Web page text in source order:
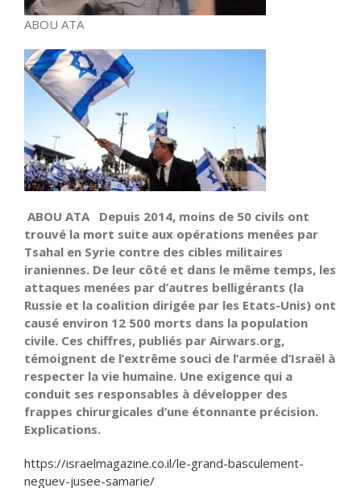
ABOU ATA
ABOU ATA Depuis 2014, moins de 50 civils ont
trouvé la mort suite aux opérations menées par
Tsahal en Syrie contre des cibles militaires
iraniennes. De leur côté et dans le même temps, les
attaques menées par d’autres belligérants (la
Russie et la coalition dirigée par les Etats-Unis) ont
causé environ 12 500 morts dans la population
civile. Ces chiffres, publiés par Airwars.org,
témoignent de l’extrême souci de l’armée d’Israël à
respecter la vie humaine. Une exigence qui a
conduit ses responsables à développer des
frappes chirurgicales d’une étonnante précision.
Explications.
https://israelmagazine.co.il/le-grand-basculement-
neguev-jusee-samarie/